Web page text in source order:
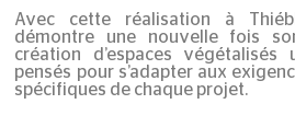
Avec cette réalisation à
démontre une nouvelle fois
création d’espaces végétalisés
pensés pour s’adapter aux
spécifiques de chaque projet.